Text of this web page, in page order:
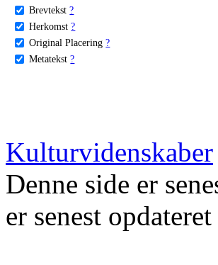
Brevtekst ?
Herkomst ?
Original Placering ?
Metatekst ?
Kulturvidenskaber
Denne side er
er senest